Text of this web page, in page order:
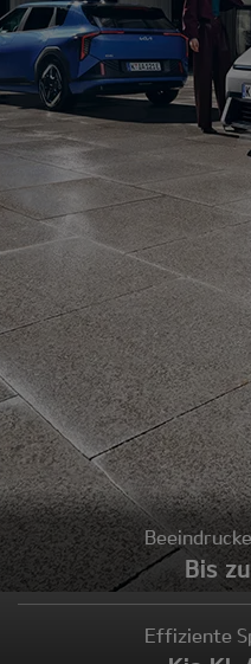
Bis
Effiziente